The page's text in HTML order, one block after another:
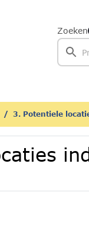
Zoeken
3. Potentiele